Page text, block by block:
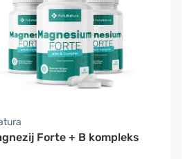
Forte + B kompleks